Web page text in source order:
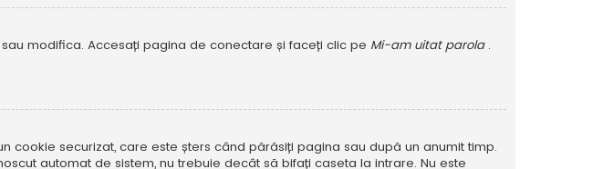
modifica. Accesați pagina de conectare și faceți clic pe Mi-am uitat parola .
cookie securizat, care este șters când părăsiți pagina sau după un anumit timp.
automat de sistem, nu trebuie decât să bifați caseta la intrare. Nu este